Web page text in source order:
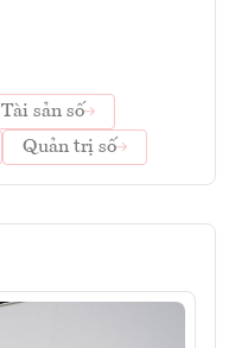
Tài sản số
Quản trị số